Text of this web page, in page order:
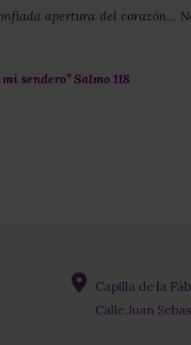
apertura del corazón…
sendero” Salmo 118
Capilla de la
Calle Juan